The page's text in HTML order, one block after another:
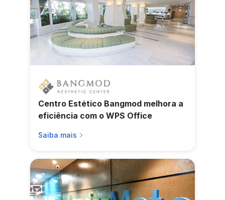
Centro Estético Bangmod melhora a
eficiência com o WPS Office
Saiba mais